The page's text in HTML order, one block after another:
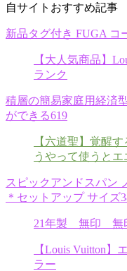
自サイトおすすめ記事
新品タグ付き FUGA コ
【大人気商品】
ランク
積層の簡易家庭用経済
ができる619
【六道聖】覚醒
うやって使うとエ
スピックアンドスパン
＊セットアップ サイズ
21年製 無印 無
【Louis Vuitton
ラー